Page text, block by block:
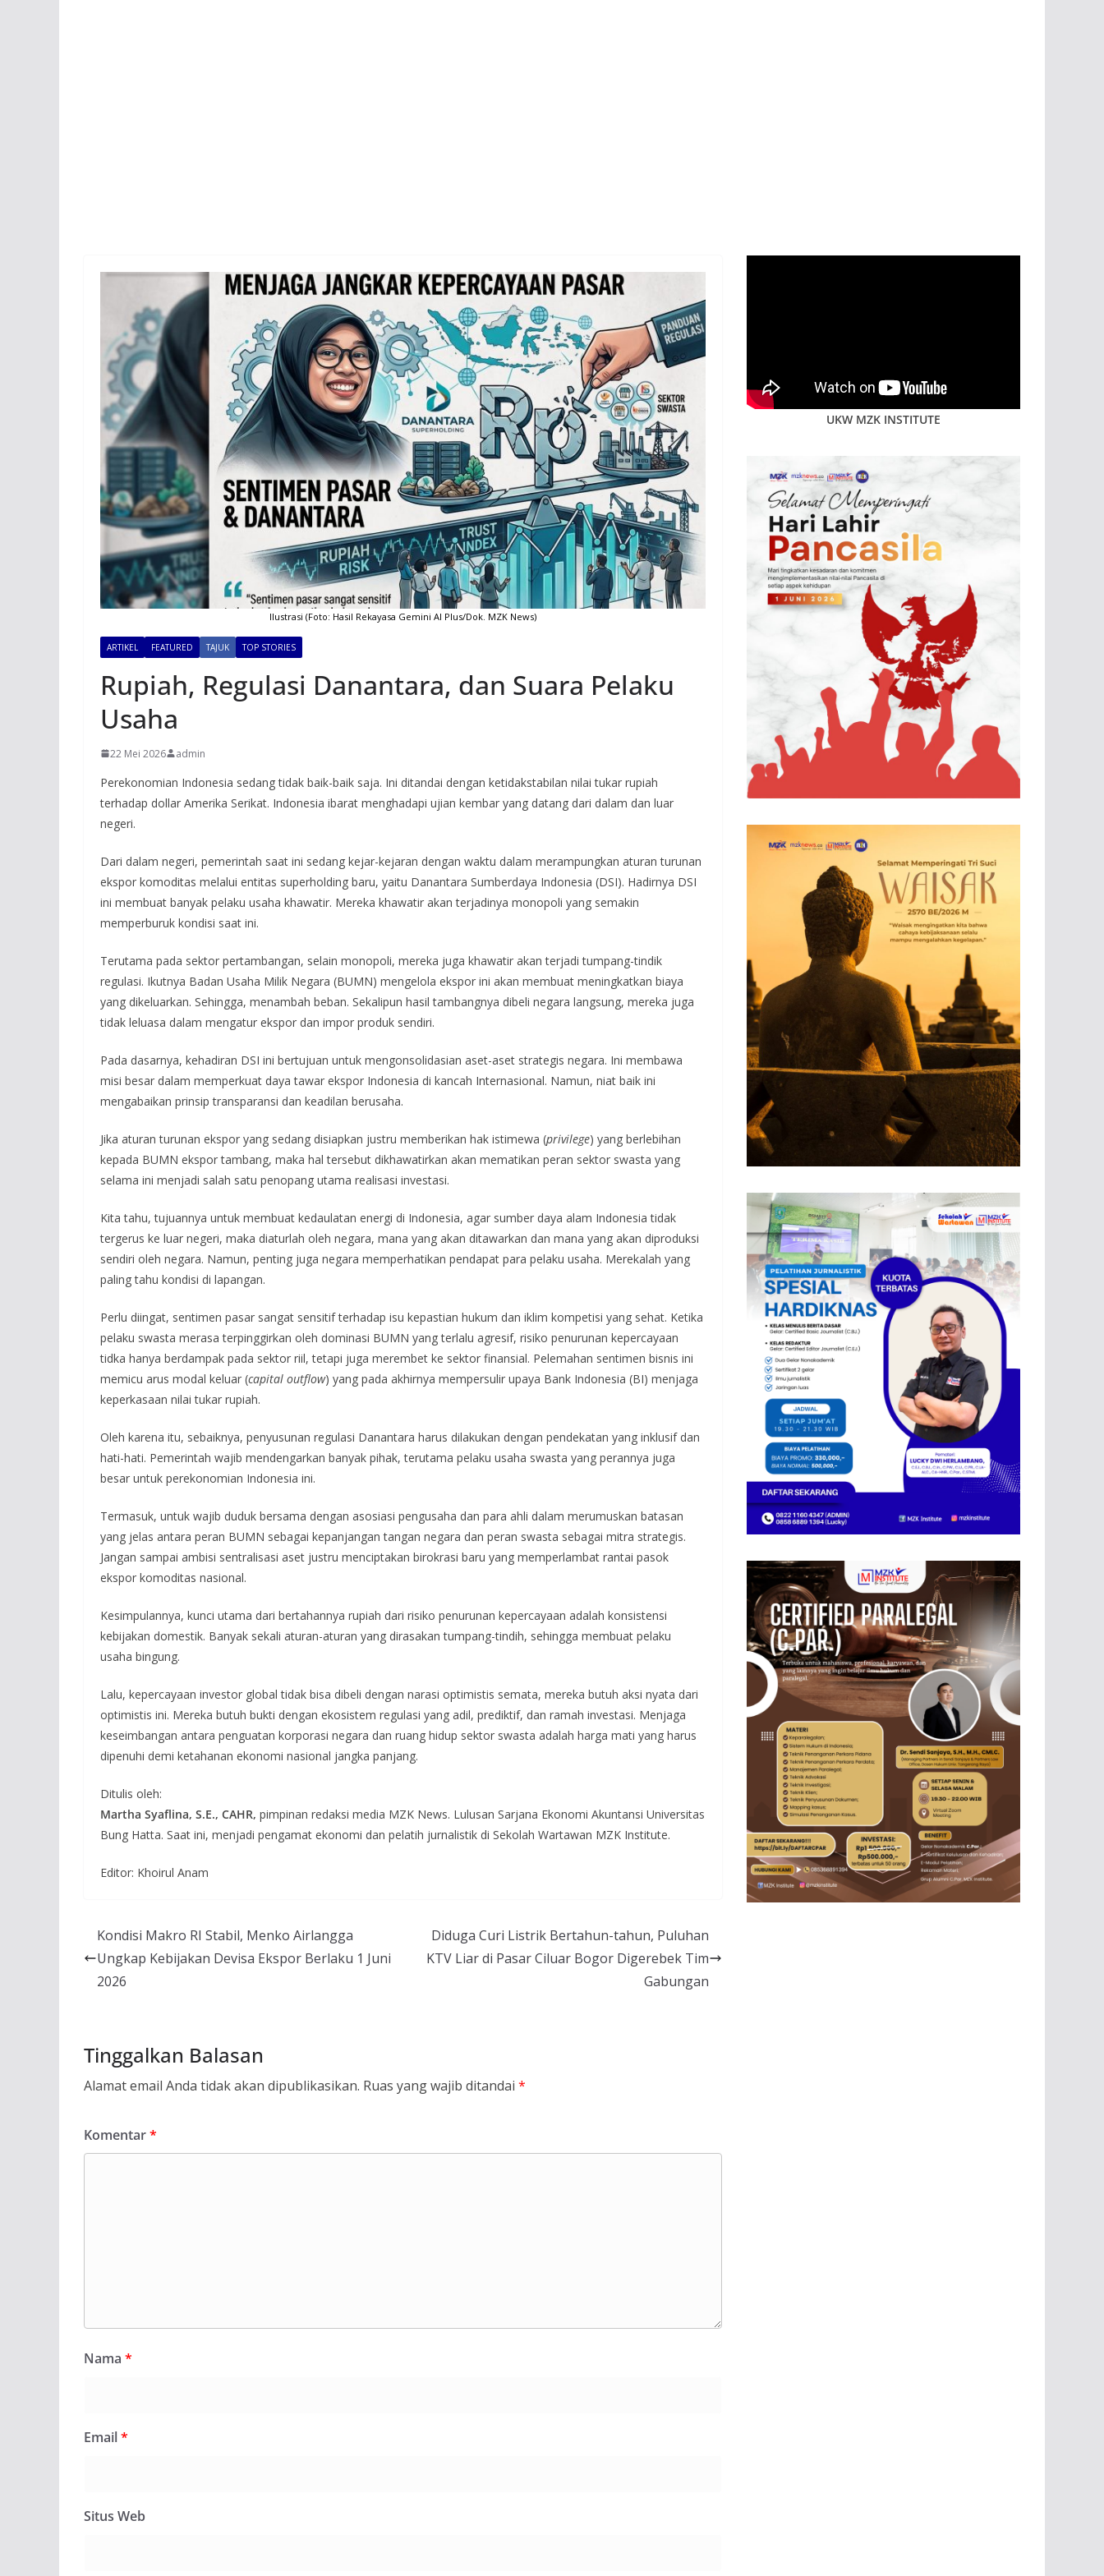
Ilustrasi (Foto: Hasil Rekayasa Gemini AI Plus/Dok. MZK News)
ARTIKEL FEATURED TAJUK TOP STORIES
Rupiah, Regulasi Danantara, dan Suara Pelaku
Usaha
22 Mei 2026 admin
Perekonomian Indonesia sedang tidak baik-baik saja. Ini ditandai dengan ketidakstabilan nilai tukar rupiah
terhadap dollar Amerika Serikat. Indonesia ibarat menghadapi ujian kembar yang datang dari dalam dan luar
negeri.
Dari dalam negeri, pemerintah saat ini sedang kejar-kejaran dengan waktu dalam merampungkan aturan turunan
ekspor komoditas melalui entitas superholding baru, yaitu Danantara Sumberdaya Indonesia (DSI). Hadirnya DSI
ini membuat banyak pelaku usaha khawatir. Mereka khawatir akan terjadinya monopoli yang semakin
memperburuk kondisi saat ini.
Terutama pada sektor pertambangan, selain monopoli, mereka juga khawatir akan terjadi tumpang-tindik
regulasi. Ikutnya Badan Usaha Milik Negara (BUMN) mengelola ekspor ini akan membuat meningkatkan biaya
yang dikeluarkan. Sehingga, menambah beban. Sekalipun hasil tambangnya dibeli negara langsung, mereka juga
tidak leluasa dalam mengatur ekspor dan impor produk sendiri.
Pada dasarnya, kehadiran DSI ini bertujuan untuk mengonsolidasian aset-aset strategis negara. Ini membawa
misi besar dalam memperkuat daya tawar ekspor Indonesia di kancah Internasional. Namun, niat baik ini
mengabaikan prinsip transparansi dan keadilan berusaha.
Jika aturan turunan ekspor yang sedang disiapkan justru memberikan hak istimewa (privilege) yang berlebihan
kepada BUMN ekspor tambang, maka hal tersebut dikhawatirkan akan mematikan peran sektor swasta yang
selama ini menjadi salah satu penopang utama realisasi investasi.
Kita tahu, tujuannya untuk membuat kedaulatan energi di Indonesia, agar sumber daya alam Indonesia tidak
tergerus ke luar negeri, maka diaturlah oleh negara, mana yang akan ditawarkan dan mana yang akan diproduksi
sendiri oleh negara. Namun, penting juga negara memperhatikan pendapat para pelaku usaha. Merekalah yang
paling tahu kondisi di lapangan.
Perlu diingat, sentimen pasar sangat sensitif terhadap isu kepastian hukum dan iklim kompetisi yang sehat. Ketika
pelaku swasta merasa terpinggirkan oleh dominasi BUMN yang terlalu agresif, risiko penurunan kepercayaan
tidka hanya berdampak pada sektor riil, tetapi juga merembet ke sektor finansial. Pelemahan sentimen bisnis ini
memicu arus modal keluar (capital outflow) yang pada akhirnya mempersulir upaya Bank Indonesia (BI) menjaga
keperkasaan nilai tukar rupiah.
Oleh karena itu, sebaiknya, penyusunan regulasi Danantara harus dilakukan dengan pendekatan yang inklusif dan
hati-hati. Pemerintah wajib mendengarkan banyak pihak, terutama pelaku usaha swasta yang perannya juga
besar untuk perekonomian Indonesia ini.
Termasuk, untuk wajib duduk bersama dengan asosiasi pengusaha dan para ahli dalam merumuskan batasan
yang jelas antara peran BUMN sebagai kepanjangan tangan negara dan peran swasta sebagai mitra strategis.
Jangan sampai ambisi sentralisasi aset justru menciptakan birokrasi baru yang memperlambat rantai pasok
ekspor komoditas nasional.
Kesimpulannya, kunci utama dari bertahannya rupiah dari risiko penurunan kepercayaan adalah konsistensi
kebijakan domestik. Banyak sekali aturan-aturan yang dirasakan tumpang-tindih, sehingga membuat pelaku
usaha bingung.
Lalu, kepercayaan investor global tidak bisa dibeli dengan narasi optimistis semata, mereka butuh aksi nyata dari
optimistis ini. Mereka butuh bukti dengan ekosistem regulasi yang adil, prediktif, dan ramah investasi. Menjaga
keseimbangan antara penguatan korporasi negara dan ruang hidup sektor swasta adalah harga mati yang harus
dipenuhi demi ketahanan ekonomi nasional jangka panjang.
Ditulis oleh:
Martha Syaflina, S.E., CAHR, pimpinan redaksi media MZK News. Lulusan Sarjana Ekonomi Akuntansi Universitas
Bung Hatta. Saat ini, menjadi pengamat ekonomi dan pelatih jurnalistik di Sekolah Wartawan MZK Institute.
Editor: Khoirul Anam
Kondisi Makro RI Stabil, Menko Airlangga
Ungkap Kebijakan Devisa Ekspor Berlaku 1 Juni
2026
Diduga Curi Listrik Bertahun-tahun, Puluhan
KTV Liar di Pasar Ciluar Bogor Digerebek Tim
Gabungan
Tinggalkan Balasan
Alamat email Anda tidak akan dipublikasikan. Ruas yang wajib ditandai *
Komentar*
Nama *
Email*
Situs Web
UKW MZK INSTITUTE